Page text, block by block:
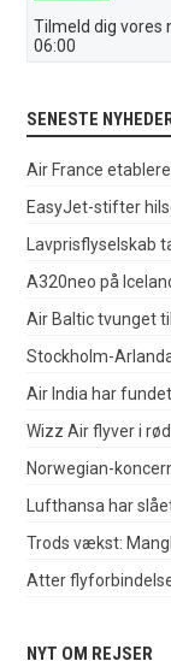
Tilmeld dig vores
06:00
SENESTE
Air France
EasyJet-stifter
Lavprisflyselskab
A320neo på
Air Baltic tvunget
Stockholm-
Air India har
Wizz Air flyver i
Norwegian-
Lufthansa har
Trods vækst:
Atter
NYT OM REJSER